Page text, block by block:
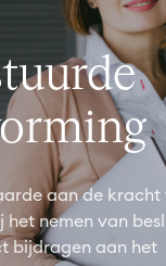
aan de kracht
nemen van
bijdragen aan het